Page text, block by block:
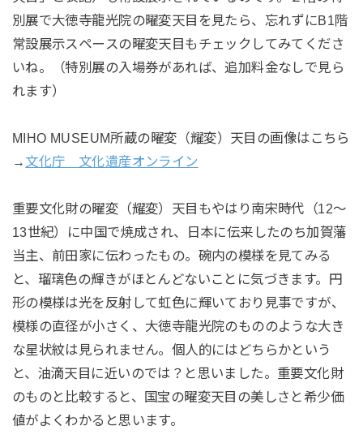
別展で大徳寺龍光院の曜変天目を見たら、忘れずにB1階
常設展示スペースの曜変天目もチェックしてみてくださ
いね。（特別展の入場券があれば、追加料金なしで見ら
れます）
MIHO MUSEUM所蔵の曜変（耀変）天目の画像はこちら
→ 文化庁 文化遺産オンライン
重要文化財の曜変（耀変）天目もやはり南宋時代（12〜
13世紀）に中国で焼成され、日本に伝来したのち加賀藩
当主、前田家に伝わったもの。碗内の模様を見てみる
と、瑠璃色の輝きがほとんどないことに気づきます。円
形の模様は光を反射して虹色に輝いており見事ですが、
模様の直径が小さく、大徳寺龍光院のもののような大き
な星状紋は見られません。個人的にはどちらかという
と、油滴天目に近いのでは？と思いました。重要文化財
のものと比較すると、国宝の曜変天目の美しさと希少価
値がよくわかると思います。